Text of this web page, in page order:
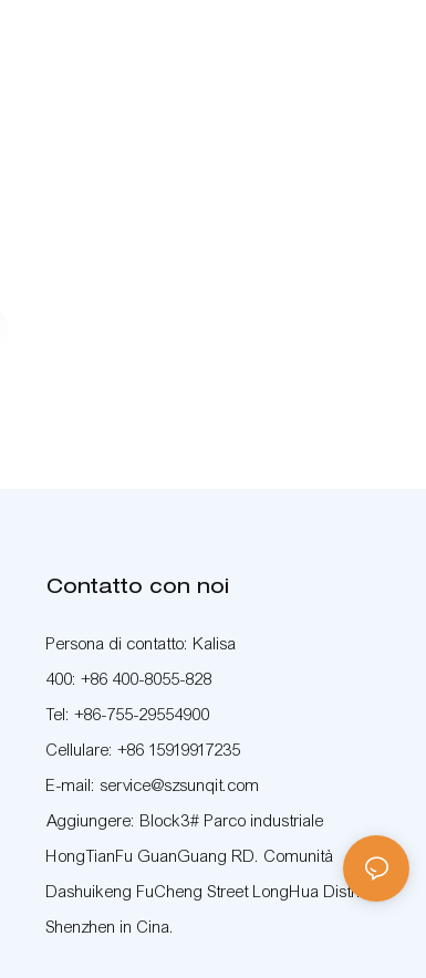
Contatto con noi
Persona di contatto: Kalisa
400: +86 400-8055-828
Tel: +86-755-29554900
Cellulare: +86 15919917235
E-mail: service@szsunqit.com
Aggiungere: Block3# Parco industriale
HongTianFu GuanGuang RD. Comunità
Dashuikeng FuCheng Street LongHua District
Shenzhen in Cina.